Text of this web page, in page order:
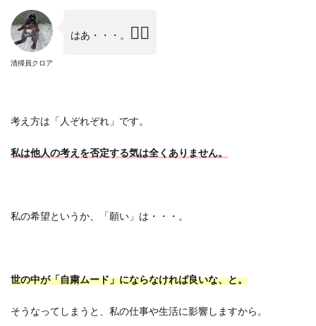
清掃員クロア
はあ・・・。 😮‍💨
考え方は「人ぞれぞれ」です。
私は他人の考えを否定する気は全くありません。
私の希望というか、「願い」は・・・。
世の中が「自粛ムード」にならなければ良いな、と。
そうなってしまうと、私の仕事や生活に影響しますから。